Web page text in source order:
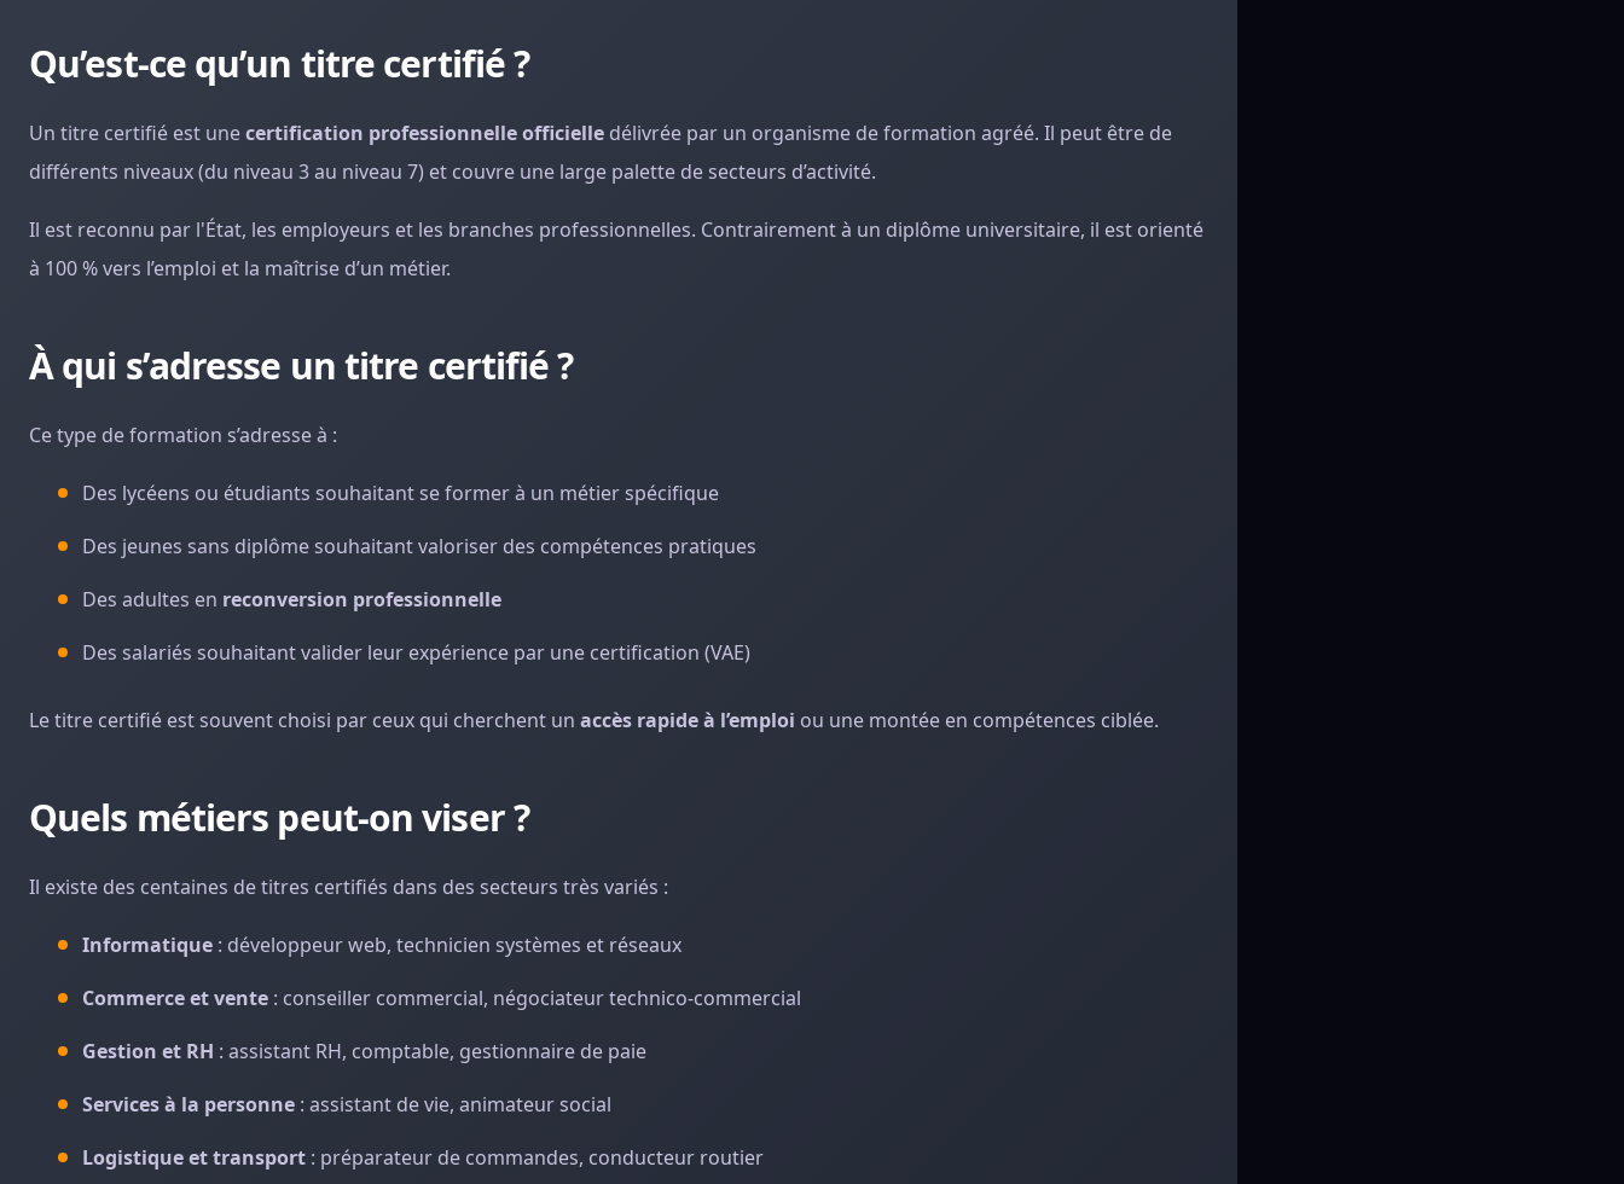
Qu’est-ce qu’un titre certifié ?
Un titre certifié est unecertification professionnelle officielle délivrée par un organisme de formation agréé. Il peut être de
différents niveaux (du niveau 3 au niveau 7) et couvre une large palette de secteurs d’activité.
Il est reconnu par l'État, les employeurs et les branches professionnelles. Contrairement à un diplôme universitaire, il est orienté
à 100 % vers l’emploi et la maîtrise d’un métier.
À qui s’adresse un titre certifié ?
Ce type de formation s’adresse à :
Des lycéens ou étudiants souhaitant se former à un métier spécifique
Des jeunes sans diplôme souhaitant valoriser des compétences pratiques
Des adultes en reconversion professionnelle
Des salariés souhaitant valider leur expérience par une certification (VAE)
Le titre certifié est souvent choisi par ceux qui cherchent un accès rapide à l’emploi ou une montée en compétences ciblée.
Quels métiers peut-on viser ?
Il existe des centaines de titres certifiés dans des secteurs très variés :
Informatique : développeur web, technicien systèmes et réseaux
Commerce et vente : conseiller commercial, négociateur technico-commercial
Gestion et RH : assistant RH, comptable, gestionnaire de paie
Services à la personne : assistant de vie, animateur social
Logistique et transport : préparateur de commandes, conducteur routier